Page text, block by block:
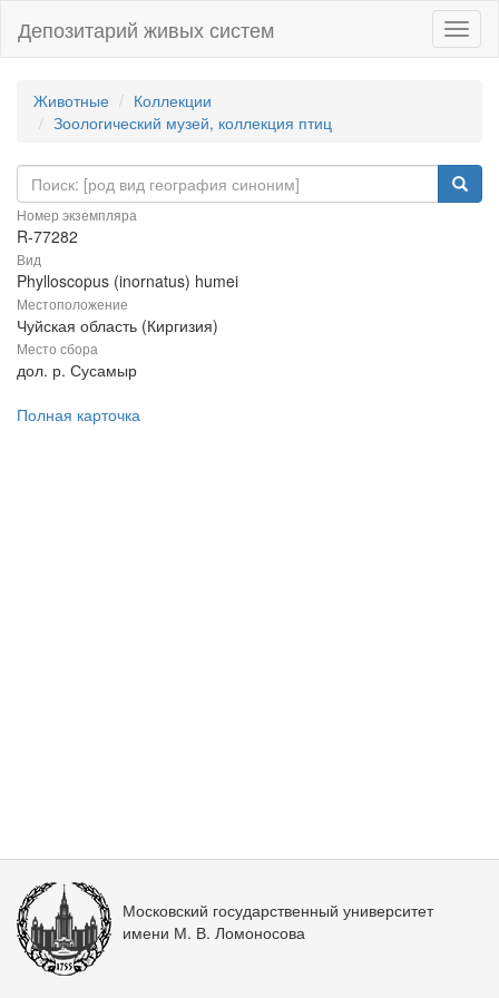
Депозитарий живых систем
Животные
Коллекции
Зоологический музей, коллекция птиц
Номер экземпляра
R-77282
Вид
Phylloscopus (inornatus) humei
Местоположение
Чуйская область (Киргизия)
Место сбора
дол. р. Сусамыр
Полная карточка
Московский государственный университет
имени М. В. Ломоносова